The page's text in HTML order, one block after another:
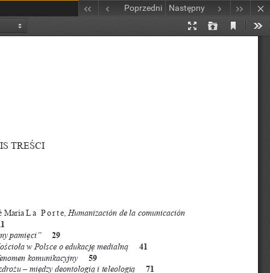
Poprzedni Następny